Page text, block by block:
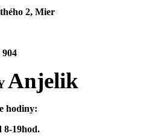
2, Mier
904
Anjelik
hodiny:
8-19hod.